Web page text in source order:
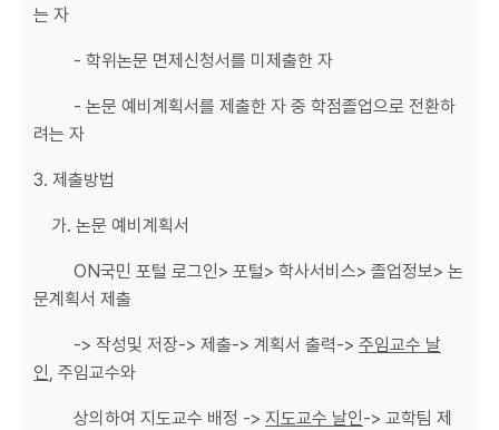
는 자
- 학위논문 면제신청서를 미제출한 자
- 논문 예비계획서를 제출한 자 중 학점졸업으로 전환하
려는 자
3. 제출방법
가. 논문 예비계획서
ON국민 포털 로그인> 포털> 학사서비스> 졸업정보> 논
문계획서 제출
-> 작성및 저장-> 제출-> 계획서 출력-> 주임교수 날
인, 주임교수와
상의하여 지도교수 배정 -> 지도교수 날인-> 교학팀 제